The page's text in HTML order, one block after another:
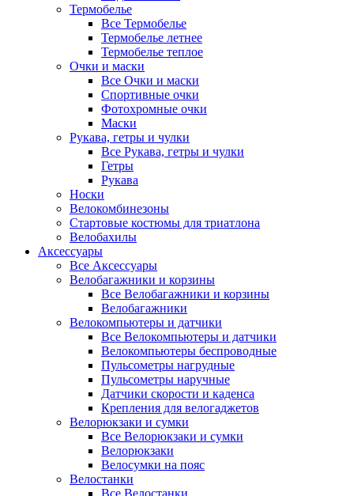
Термобелье
Все Термобелье
Термобелье летнее
Термобелье теплое
Очки и маски
Все Очки и маски
Спортивные очки
Фотохромные очки
Маски
Рукава, гетры и чулки
Все Рукава, гетры и чулки
Гетры
Рукава
Носки
Велокомбинезоны
Стартовые костюмы для триатлона
Велобахилы
Аксессуары
Все Аксессуары
Велобагажники и корзины
Все Велобагажники и корзины
Велобагажники
Велокомпьютеры и датчики
Все Велокомпьютеры и датчики
Велокомпьютеры беспроводные
Пульсометры нагрудные
Пульсометры наручные
Датчики скорости и каденса
Крепления для велогаджетов
Велорюкзаки и сумки
Все Велорюкзаки и сумки
Велорюкзаки
Велосумки на пояс
Велостанки
Все Велостанки